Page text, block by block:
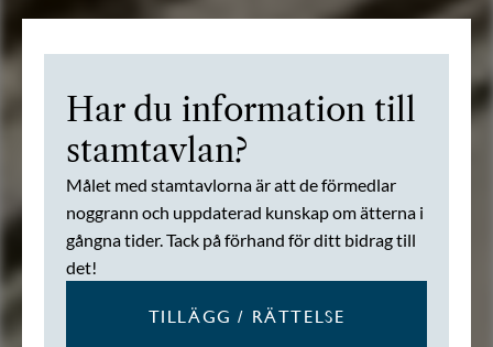
Har du information till
stamtavlan?
Målet med stamtavlorna är att de förmedlar
noggrann och uppdaterad kunskap om ätterna i
gångna tider. Tack på förhand för ditt bidrag till
det!
TILLÄGG / RÄTTELSE